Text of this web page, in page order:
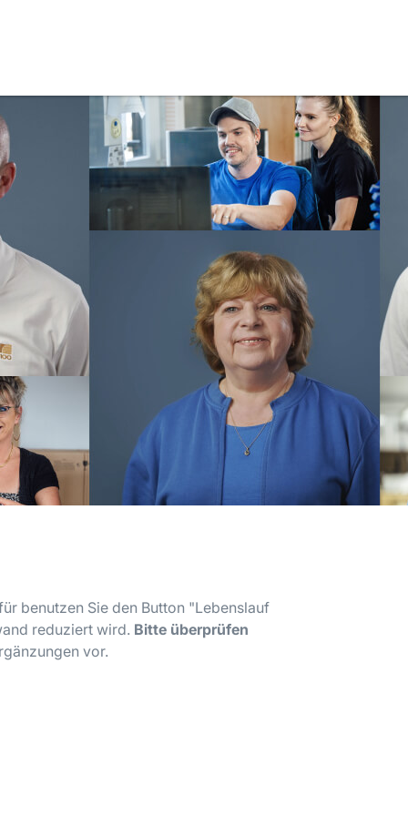
benutzen Sie den Button "Lebenslauf
reduziert wird. Bitte überprüfen
vor.